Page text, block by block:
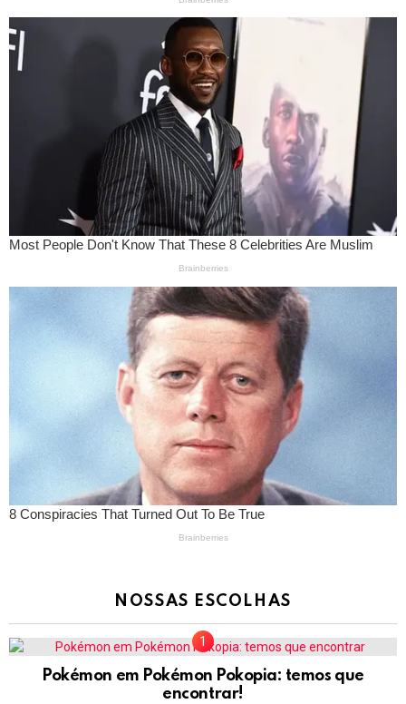
NOSSAS ESCOLHAS
Pokémon em Pokémon Pokopia: temos que
encontrar!